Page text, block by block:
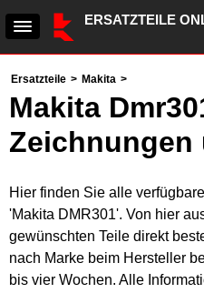
ERSATZTEILE
Ersatzteile > Makita >
Makita
Zeichnungen
Hier finden Sie alle
'Makita DMR301'. Von hier
gewünschten Teile direkt
nach Marke beim Hersteller
bis vier Wochen. Alle